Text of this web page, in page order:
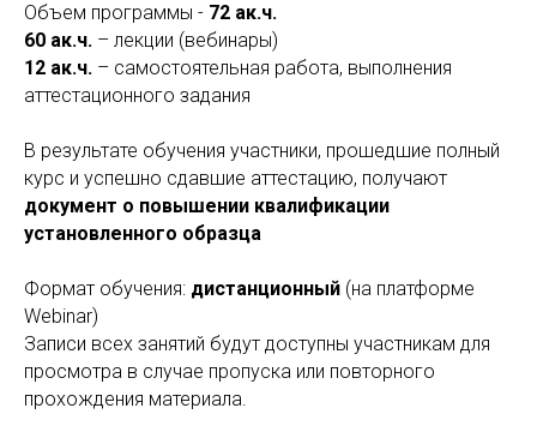
Объем программы - 72 ак.ч.
60 ак.ч. – лекции (вебинары)
12 ак.ч. – самостоятельная работа, выполнения
аттестационного задания
В результате обучения участники, прошедшие полный
курс и успешно сдавшие аттестацию, получают
документ о повышении квалификации
установленного образца
Формат обучения: дистанционный (на платформе
Webinar)
Записи всех занятий будут доступны участникам для
просмотра в случае пропуска или повторного
прохождения материала.